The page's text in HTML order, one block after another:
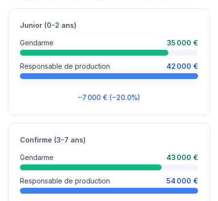
Junior (0-2 ans)
Gendarme 35 000 €
Responsable de production 42 000 €
−7 000 € (−20.0%)
Confirme (3-7 ans)
Gendarme 43 000 €
Responsable de production 54 000 €